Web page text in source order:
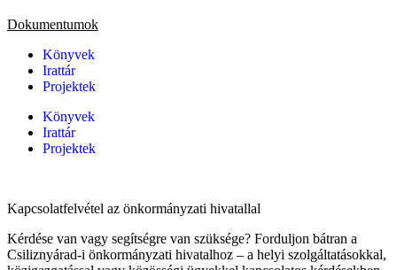
Dokumentumok
Könyvek
Irattár
Projektek
Könyvek
Irattár
Projektek
Kapcsolatfelvétel az önkormányzati hivatallal
Kérdése van vagy segítségre van szüksége? Forduljon bátran a
Csiliznyárad-i önkormányzati hivatalhoz – a helyi szolgáltatásokkal,